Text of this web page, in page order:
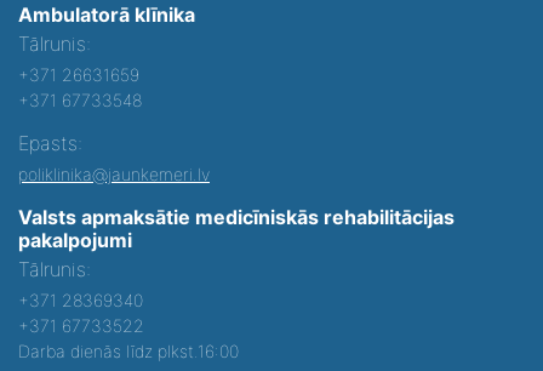
Ambulatorā klīnika
Tālrunis:
+371 26631659
+371 67733548
Epasts:
poliklinika@jaunkemeri.lv
Valsts apmaksātie medicīniskās rehabilitācijas
pakalpojumi
Tālrunis:
+371 28369340
+371 67733522
Darba dienās līdz plkst.16:00